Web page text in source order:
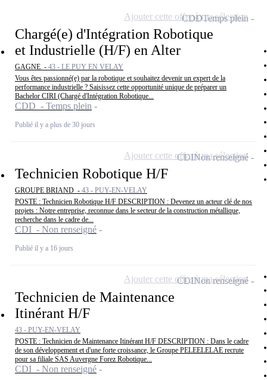
Chargé(e) d'Intégration Robotique
et Industrielle (H/F) en Alter
GAGNE - 43 - LE PUY EN VELAY
Vous êtes passionné(e) par la robotique et souhaitez devenir un expert de la
performance industrielle ? Saisissez cette opportunité unique de préparer un
Bachelor CIRI (Chargé d'Intégration Robotique...
CDD - Temps plein
Publié il y a plus de 30 jours
CDDTemps plein
Ajouter cette offre à ma sélection
Technicien Robotique H/F
GROUPE BRIAND - 43 - PUY-EN-VELAY
POSTE : Technicien Robotique H/F DESCRIPTION : Devenez un acteur clé de nos
projets : Notre entreprise, reconnue dans le secteur de la construction métallique,
recherche dans le cadre de...
CDI - Non renseigné
Publié il y a 16 jours
CDINon renseigné
Ajouter cette offre à ma sélection
Technicien de Maintenance
Itinérant H/F
43 - PUY-EN-VELAY
POSTE : Technicien de Maintenance Itinérant H/F DESCRIPTION : Dans le cadre
de son développement et d'une forte croissance, le Groupe PELEELELAE recrute
pour sa filiale SAS Auvergne Forez Robotique...
CDI - Non renseigné
CDINon renseigné
Ajouter cette offre à ma sélection